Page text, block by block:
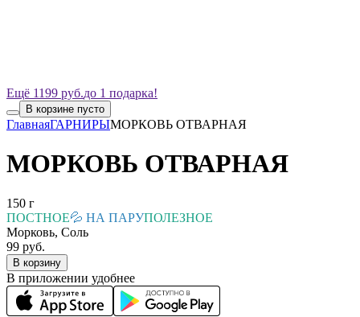
Ещё 1199 руб.до 1 подарка!
В корзине пусто
ГлавнаяГАРНИРЫМОРКОВЬ ОТВАРНАЯ
МОРКОВЬ ОТВАРНАЯ
150 г
ПОСТНОЕ💦 НА ПАРУПОЛЕЗНОЕ
Морковь, Соль
99 руб.
В корзину
В приложении удобнее